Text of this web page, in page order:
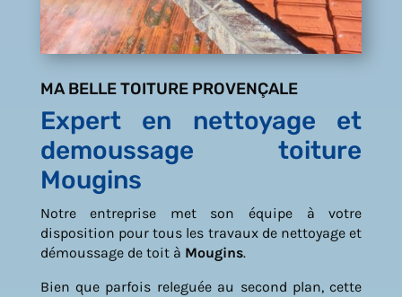
MA BELLE TOITURE PROVENÇALE
Expert en nettoyage et
demoussage toiture
Mougins
Notre entreprise met son équipe à votre
disposition pour tous les travaux de nettoyage et
démoussage de toit à Mougins.
Bien que parfois releguée au second plan, cette